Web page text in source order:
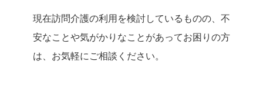
現在訪問介護の利用を検討しているものの、不
安なことや気がかりなことがあってお困りの方
は、お気軽にご相談ください。